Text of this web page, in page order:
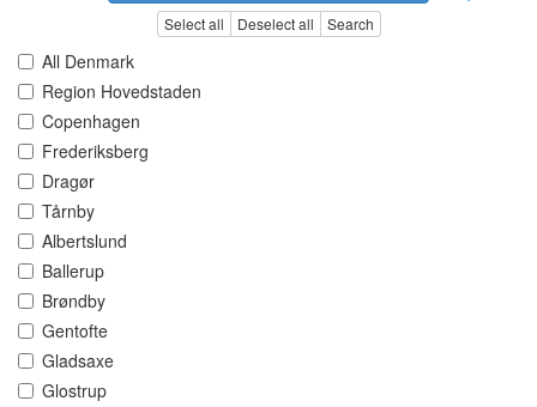
Select all Deselect all Search
All Denmark
Region Hovedstaden
Copenhagen
Frederiksberg
Dragør
Tårnby
Albertslund
Ballerup
Brøndby
Gentofte
Gladsaxe
Glostrup